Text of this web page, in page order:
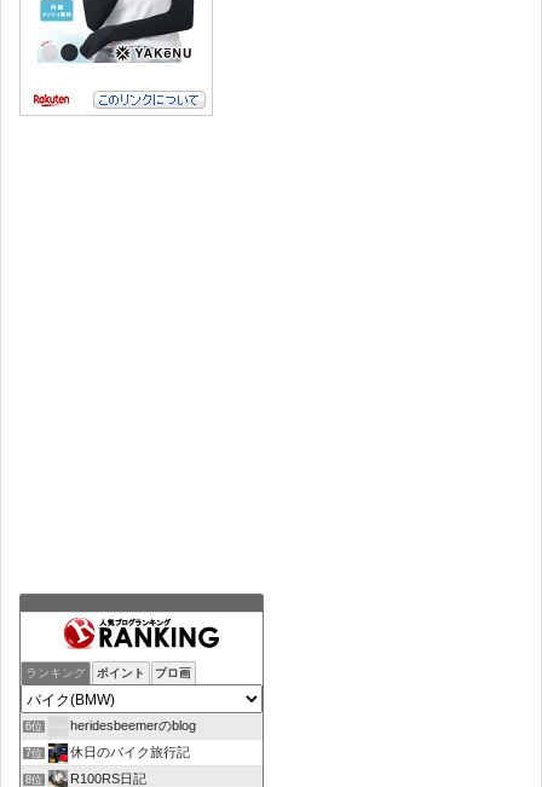
ランキング ポイント ブロ画
6位 heridesbeemerのblog
7位 休日のバイク旅行記
8位 R100RS日記